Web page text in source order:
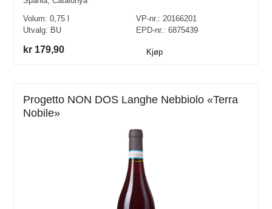
Volum:0,75
Utvalg: BU
VP-nr.: 20166201
EPD-nr.: 6875439
kr 179,90 Kjøp
Progetto NON DOS Langhe Nebbiolo «Terra
Nobile»